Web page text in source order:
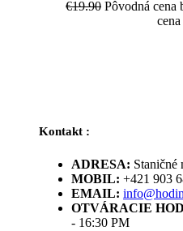
€19.90 Pôvodná cena
Kontakt :
ADRESA: Staničné
MOBIL: +421 903
EMAIL:
OTVÁRACIE
- 16:30 PM